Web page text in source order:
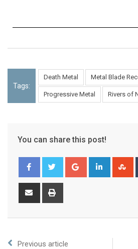
Tags:
Death Metal Metal Blade
Progressive Metal Rivers of
You can share this post!
Previous article